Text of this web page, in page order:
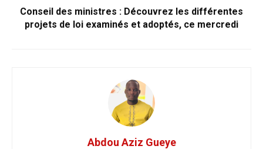
Conseil des ministres : Découvrez les différentes
projets de loi examinés et adoptés, ce mercredi
Abdou Aziz Gueye